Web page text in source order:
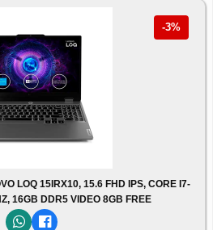
-3%
LOQ 15IRX10, 15.6 FHD IPS, CORE I7-
16GB DDR5 VIDEO 8GB FREE